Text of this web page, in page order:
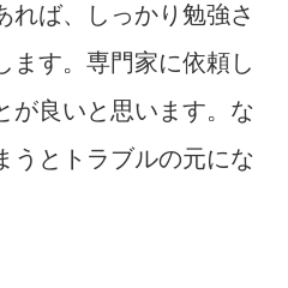
れば、しっかり勉強さ
ます。専門家に依頼し
が良いと思います。な
うとトラブルの元にな